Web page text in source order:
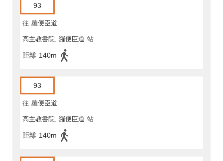
93
往 羅便臣道
高主教書院, 羅便臣道 站
距離 140m
93
往 羅便臣道
高主教書院, 羅便臣道 站
距離 140m